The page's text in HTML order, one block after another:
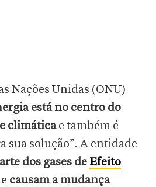
Nações Unidas (ONU)
está no centro do
climáticae também é
sua solução”. A entidade
dos gases de Efeito
causam a mudança